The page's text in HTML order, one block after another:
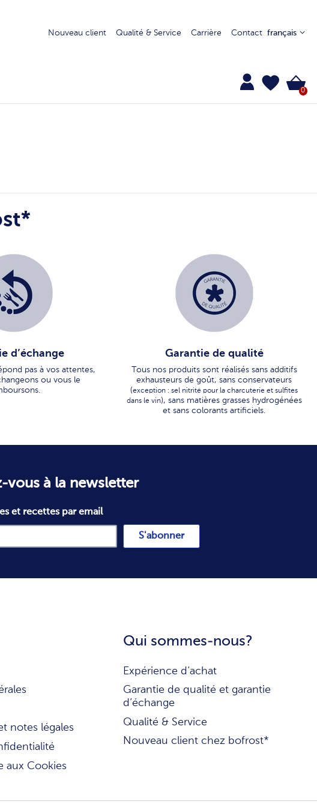
Nouveau client Qualité & Service Carrière Contact français
0
d’échange
pas à vos attentes,
ou vous le
Garantie de qualité
Tous nos produits sont réalisés sans additifs
exhausteurs de goût, sans conservateurs
(exception : sel nitrité pour la charcuterie et sulfites
dans le vin), sans matières grasses hydrogénées
et sans colorants artificiels.
notes légales
aux Cookies
Qui sommes-nous?
Expérience d’achat
Garantie de qualité et garantie
d’échange
Qualité & Service
Nouveau client chez bofrost*
vous à la newsletter
et recettes par email
S'abonner